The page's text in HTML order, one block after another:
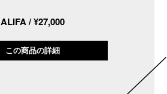
ALIFA / ¥27,000
この商品の詳細